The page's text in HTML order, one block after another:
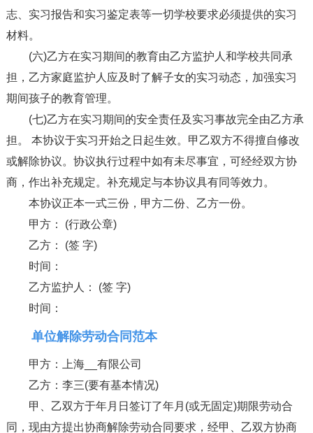
志、实习报告和实习鉴定表等一切学校要求必须提供的实习
材料。
(六)乙方在实习期间的教育由乙方监护人和学校共同承
担，乙方家庭监护人应及时了解子女的实习动态，加强实习
期间孩子的教育管理。
(七)乙方在实习期间的安全责任及实习事故完全由乙方承
担。 本协议于实习开始之日起生效。甲乙双方不得擅自修改
或解除协议。协议执行过程中如有未尽事宜，可经经双方协
商，作出补充规定。补充规定与本协议具有同等效力。
本协议正本一式三份，甲方二份、乙方一份。
甲方： (行政公章)
乙方： (签 字)
时间：
乙方监护人： (签 字)
时间：
单位解除劳动合同范本
甲方：上海__有限公司
乙方：李三(要有基本情况)
甲、乙双方于年月日签订了年月(或无固定)期限劳动合
同，现由方提出协商解除劳动合同要求，经甲、乙双方协商